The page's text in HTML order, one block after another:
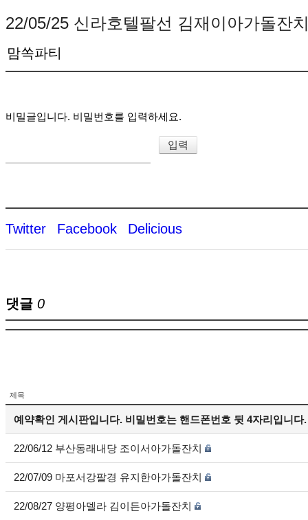
22/05/25 신라호텔팔선 김재이아가돌잔
맘쏙파티
비밀글입니다. 비밀번호를 입력하세요.
Twitter Facebook Delicious
댓글 0
제목
예약확인 게시판입니다. 비밀번호는 핸드폰번호 뒷 4자리입니다.
22/06/12 부산동래내당 조이서아가돌잔치
22/07/09 마포서강팔경 유지한아가돌잔치
22/08/27 양평아델라 김이든아가돌잔치